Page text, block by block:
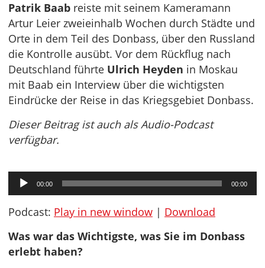
Patrik Baab reiste mit seinem Kameramann
Artur Leier zweieinhalb Wochen durch Städte und
Orte in dem Teil des Donbass, über den Russland
die Kontrolle ausübt. Vor dem Rückflug nach
Deutschland führte Ulrich Heyden in Moskau
mit Baab ein Interview über die wichtigsten
Eindrücke der Reise in das Kriegsgebiet Donbass.
Dieser Beitrag ist auch als Audio-Podcast
verfügbar.
Audio-
Player
00:00 00:00
Podcast: Play in new window | Download
Was war das Wichtigste, was Sie im Donbass
erlebt haben?